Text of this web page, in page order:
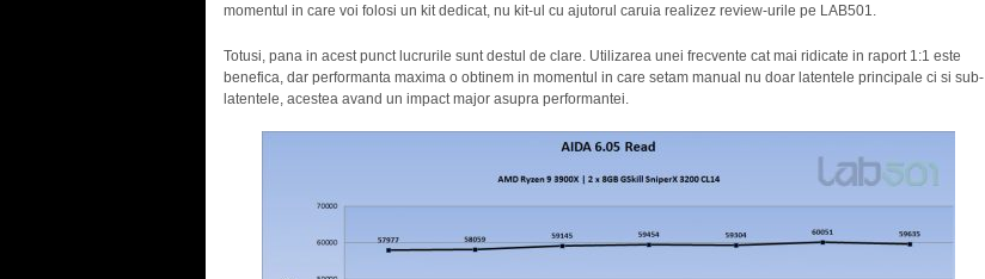
momentul in care voi folosi un kit dedicat, nu kit-ul cu ajutorul caruia realizez review-urile pe LAB501.
Totusi, pana in acest punct lucrurile sunt destul de clare. Utilizarea unei frecvente cat mai ridicate in raport 1:1 este
benefica, dar performanta maxima o obtinem in momentul in care setam manual nu doar latentele principale ci si sub-
latentele, acestea avand un impact major asupra performantei.